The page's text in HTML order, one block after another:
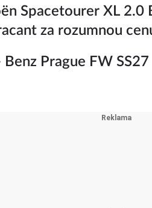
Spacetourer XL 2.0
za rozumnou
Benz Prague FW SS27